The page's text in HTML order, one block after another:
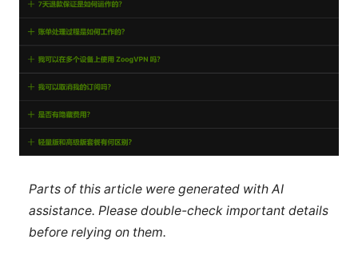
Parts of this article were generated with AI
assistance. Please double-check important details
before relying on them.